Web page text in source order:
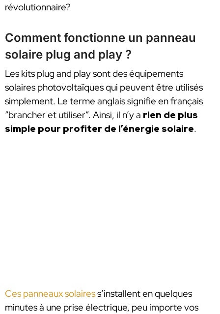
révolutionnaire?
Comment fonctionne un panneau
solaire plug and play ?
Les kits plug and play sont des équipements
solaires photovoltaïques qui peuvent être utilisés
simplement. Le terme anglais signifie en français
“brancher et utiliser”. Ainsi, il n’y a rien de plus
simple pour profiter de l’énergie solaire.
Ces panneaux solairess’installent en quelques
minutes à une prise électrique, peu importe vos